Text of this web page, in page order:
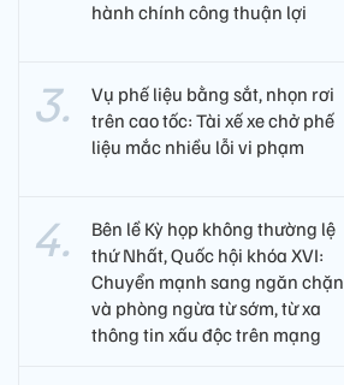
hành chính công thuận lợi
Vụ phế liệu bằng sắt, nhọn rơi
trên cao tốc: Tài xế xe chở phế
liệu mắc nhiều lỗi vi phạm
Bên lề Kỳ họp không thường lệ
thứ Nhất, Quốc hội khóa XVI:
Chuyển mạnh sang ngăn chặn
và phòng ngừa từ sớm, từ xa
thông tin xấu độc trên mạng